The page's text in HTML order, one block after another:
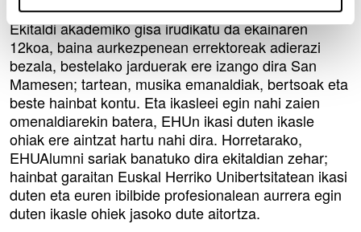
Ekitaldi akademiko gisa irudikatu da ekainaren
12koa, baina aurkezpenean errektoreak adierazi
bezala, bestelako jarduerak ere izango dira San
Mamesen; tartean, musika emanaldiak, bertsoak eta
beste hainbat kontu. Eta ikasleei egin nahi zaien
omenaldiarekin batera, EHUn ikasi duten ikasle
ohiak ere aintzat hartu nahi dira. Horretarako,
EHUAlumni sariak banatuko dira ekitaldian zehar;
hainbat garaitan Euskal Herriko Unibertsitatean ikasi
duten eta euren ibilbide profesionalean aurrera egin
duten ikasle ohiek jasoko dute aitortza.